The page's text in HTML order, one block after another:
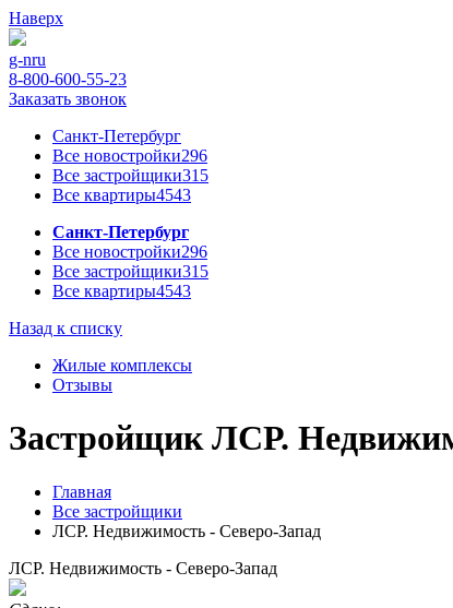
Наверх
g-nru
8-800-600-55-23
Заказать звонок
Санкт-Петербург
Все новостройки296
Все застройщики315
Все квартиры4543
Санкт-Петербург
Все новостройки296
Все застройщики315
Все квартиры4543
Назад к списку
Жилые комплексы
Отзывы
Застройщик ЛСР.
Главная
Все застройщики
ЛСР. Недвижимость - Северо-Запад
ЛСР. Недвижимость - Северо-Запад